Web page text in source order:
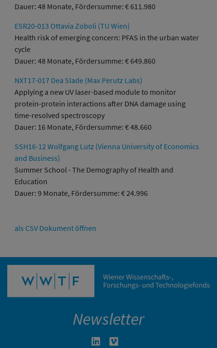
Dauer: 48 Monate, Fördersumme: € 611.980
ESR20-013 Ottavia Zoboli (TU Wien)
Health risk of emerging concern: PFAS in the urban water
cycle
Dauer: 48 Monate, Fördersumme: € 649.860
NXT17-017 Dea Slade (Max Perutz Labs)
Applying a new UV laser-based module to monitor
protein-protein interactions after DNA damage using
time-resolved spectroscopy
Dauer: 16 Monate, Fördersumme: € 48.660
SSH16-12 Wolfgang Lutz (Vienna University of Economics
and Business)
Summer School - The Demography of Health and
Education
Dauer: 9 Monate, Fördersumme: € 24.996
als CSV Dokument öffnen
Newsletter
Linkedin in neuem Fenster öffnen